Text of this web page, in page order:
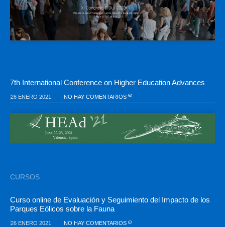
7th International Conference on Higher Education Advances
26 ENERO 2021 NO HAY COMENTARIOS
CURSOS
Curso online de Evaluación y Seguimiento del Impacto de los
Parques Eólicos sobre la Fauna
26 ENERO 2021 NO HAY COMENTARIOS